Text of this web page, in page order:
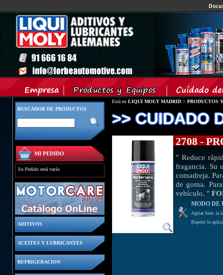
BUSCADOR DE PRODUCTOS
MI PEDIDO
Su Pedido está vacío
ADITIVOS
ACEITES Y LUBRICANTES
REFRIGERACION
Está en LIQUI MOLY MADRID > PRODUCTOS
>> CUIDADO
2708 -
" Reduce
fragancia. Su
comadreja.
de goma.
vehículo. "
MODO DE
Agitar bien la
Repetir la